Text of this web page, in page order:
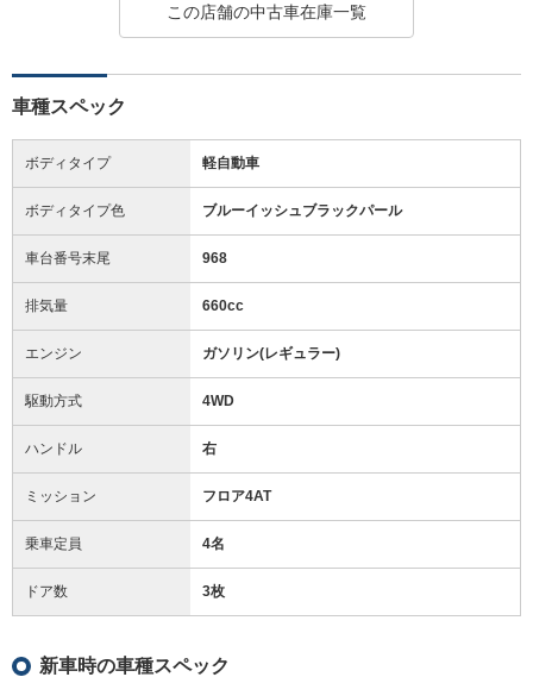
この店舗の中古車在庫一覧
車種スペック
ボディタイプ 軽自動車
ボディタイプ色 ブルーイッシュブラックパール
車台番号末尾 968
排気量 660cc
エンジン ガソリン(レギュラー)
駆動方式 4WD
ハンドル 右
ミッション フロア4AT
乗車定員 4名
ドア数 3枚
新車時の車種スペック